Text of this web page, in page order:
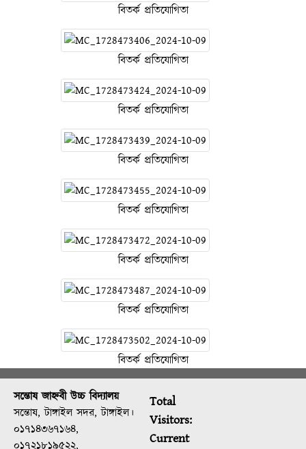
বিতর্ক প্রতিযোগিতা
বিতর্ক প্রতিযোগিতা
বিতর্ক প্রতিযোগিতা
বিতর্ক প্রতিযোগিতা
বিতর্ক প্রতিযোগিতা
বিতর্ক প্রতিযোগিতা
বিতর্ক প্রতিযোগিতা
বিতর্ক প্রতিযোগিতা
সন্তোষ জাহ্নবী উচ্চ বিদ্যালয়
সন্তোষ, টাঙ্গাইল সদর, টাঙ্গাইল।
০১৭১৪৩৬৭১৬৪,
০১৭২১৮১৯৫২২,
Total
Visitors:
Current